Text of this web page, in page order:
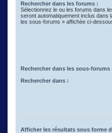
Rechercher dans les forums :
Sélectionnez le ou les forums dans
seront automatiquement inclus dans
les sous-forums » affichée ci-
Rechercher dans les sous-forums
Rechercher dans :
Afficher les résultats sous forme